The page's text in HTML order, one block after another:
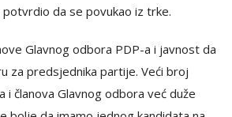
potvrdio da se povukao iz trke.
Glavnog odbora PDP-a i javnost da
za predsjednika partije. Veći broj
i članova Glavnog odbora već duže